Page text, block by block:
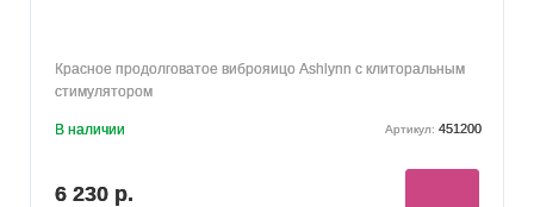
Красное продолговатое виброяицо Ashlynn с клиторальным
стимулятором
В наличии Артикул: 451200
6 230 р.